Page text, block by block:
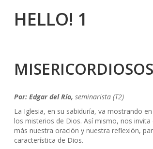
HELLO! 1
Por: Edgar del Río, seminarista (T2)
La Iglesia, en su sabiduría, va mostrando
los misterios de Dios. Así mismo, nos
más nuestra oración y nuestra reflexión,
característica de Dios.